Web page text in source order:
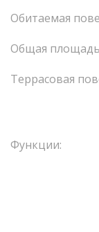
Обитаемая
Общая
Террасовая
Функции: